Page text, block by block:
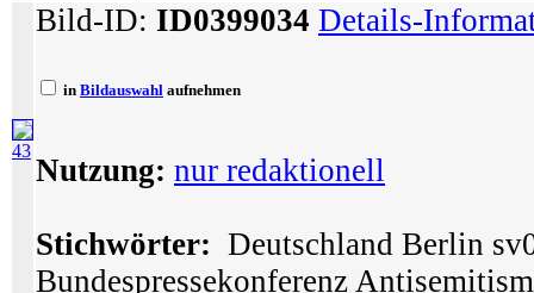
43
Bild-ID: ID0399034 Details-
in Bildauswahl aufnehmen
Nutzung: nur redaktionell
Stichwörter: Deutschland Berlin
Bundespressekonferenz